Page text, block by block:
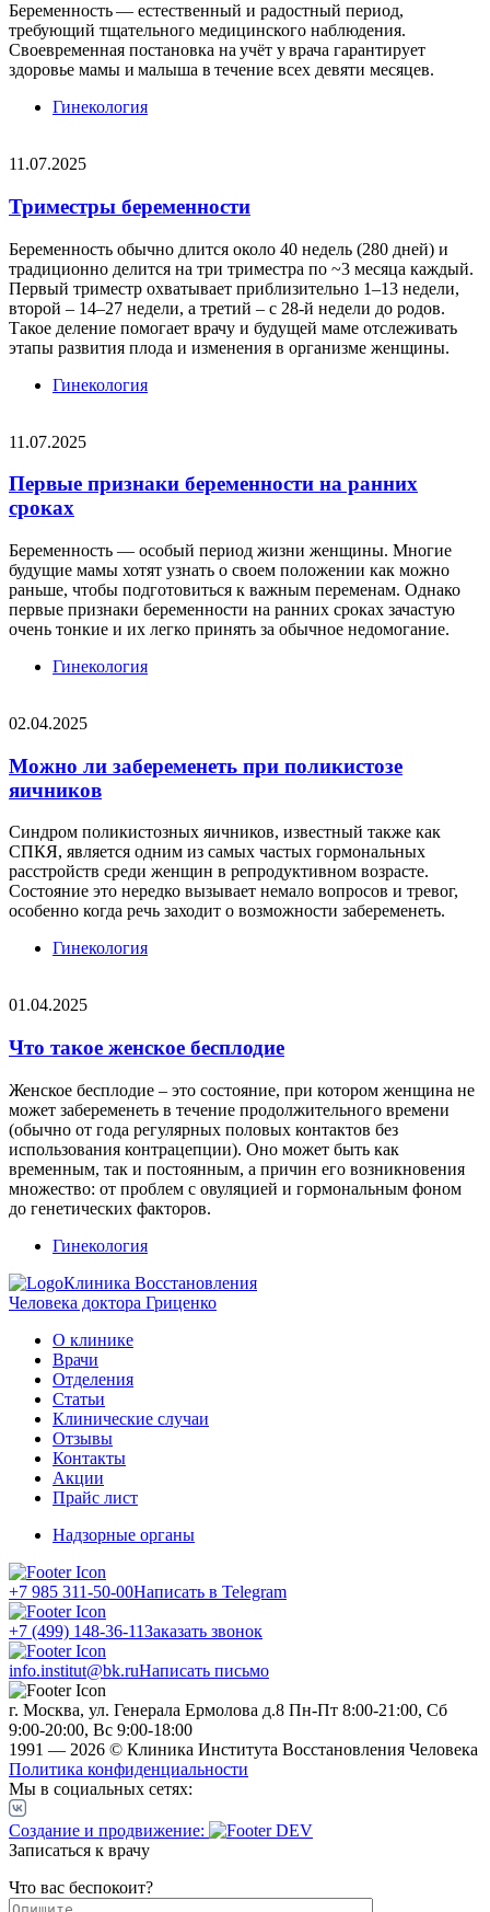
Беременность — естественный и радостный период,
требующий тщательного медицинского наблюдения.
Своевременная постановка на учёт у врача гарантирует
здоровье мамы и малыша в течение всех девяти месяцев.
Гинекология
11.07.2025
Триместры беременности
Беременность обычно длится около 40 недель (280 дней) и
традиционно делится на три триместра по ~3 месяца каждый.
Первый триместр охватывает приблизительно 1–13 недели,
второй – 14–27 недели, а третий – с 28-й недели до родов.
Такое деление помогает врачу и будущей маме отслеживать
этапы развития плода и изменения в организме женщины.
Гинекология
11.07.2025
Первые признаки беременности на ранних
сроках
Беременность — особый период жизни женщины. Многие
будущие мамы хотят узнать о своем положении как можно
раньше, чтобы подготовиться к важным переменам. Однако
первые признаки беременности на ранних сроках зачастую
очень тонкие и их легко принять за обычное недомогание.
Гинекология
02.04.2025
Можно ли забеременеть при поликистозе
яичников
Синдром поликистозных яичников, известный также как
СПКЯ, является одним из самых частых гормональных
расстройств среди женщин в репродуктивном возрасте.
Состояние это нередко вызывает немало вопросов и тревог,
особенно когда речь заходит о возможности забеременеть.
Гинекология
01.04.2025
Что такое женское бесплодие
Женское бесплодие – это состояние, при котором женщина не
может забеременеть в течение продолжительного времени
(обычно от года регулярных половых контактов без
использования контрацепции). Оно может быть как
временным, так и постоянным, а причин его возникновения
множество: от проблем с овуляцией и гормональным фоном
до генетических факторов.
Гинекология
Клиника Восстановления
Человека доктора Гриценко
О клинике
Врачи
Отделения
Статьи
Клинические случаи
Отзывы
Контакты
Акции
Прайс лист
Надзорные органы
+7 985 311-50-00Написать в Telegram
+7 (499) 148-36-11Заказать звонок
info.institut@bk.ruНаписать письмо
г. Москва, ул. Генерала Ермолова д.8 Пн-Пт 8:00-21:00, Сб
9:00-20:00, Вс 9:00-18:00
1991 — 2026 © Клиника Института Восстановления Человека
Политика конфиденциальности
Мы в социальных сетях:
Создание и продвижение:
Записаться к врачу
Что вас беспокоит?